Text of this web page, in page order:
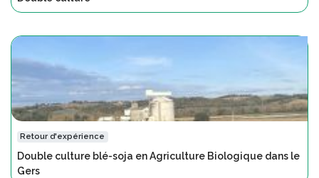
Retour d'expérience
Double culture blé-soja en Agriculture Biologique dans le
Gers